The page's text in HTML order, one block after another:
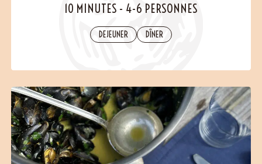
10 MINUTES - 4-6 PERSONNES
DEJEUNER DÎNER